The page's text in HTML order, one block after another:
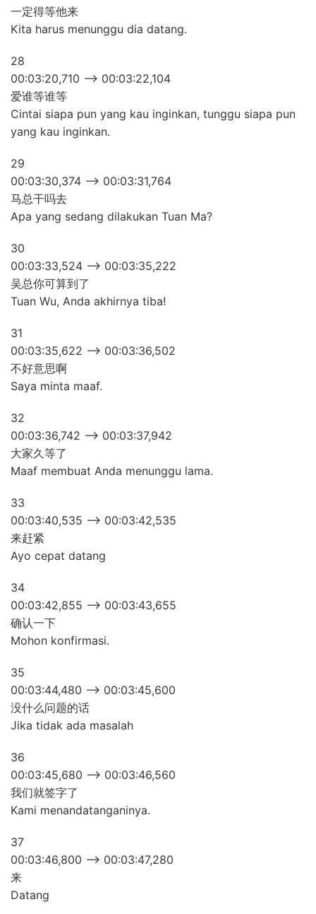
一定得等他来
Kita harus menunggu dia datang.
28
00:03:20,710 –> 00:03:22,104
爱谁等谁等
Cintai siapa pun yang kau inginkan, tunggu siapa pun
yang kau inginkan.
29
00:03:30,374 –> 00:03:31,764
马总干吗去
Apa yang sedang dilakukan Tuan Ma?
30
00:03:33,524 –> 00:03:35,222
吴总你可算到了
Tuan Wu, Anda akhirnya tiba!
31
00:03:35,622 –> 00:03:36,502
不好意思啊
Saya minta maaf.
32
00:03:36,742 –> 00:03:37,942
大家久等了
Maaf membuat Anda menunggu lama.
33
00:03:40,535 –> 00:03:42,535
来赶紧
Ayo cepat datang
34
00:03:42,855 –> 00:03:43,655
确认一下
Mohon konfirmasi.
35
00:03:44,480 –> 00:03:45,600
没什么问题的话
Jika tidak ada masalah
36
00:03:45,680 –> 00:03:46,560
我们就签字了
Kami menandatanganinya.
37
00:03:46,800 –> 00:03:47,280
来
Datang